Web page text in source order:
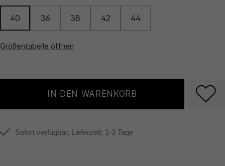
40 36 38 42 44
Größentabelle öffnen
IN DEN WARENKORB
Sofort verfügbar, Lieferzeit: 1-3 Tage